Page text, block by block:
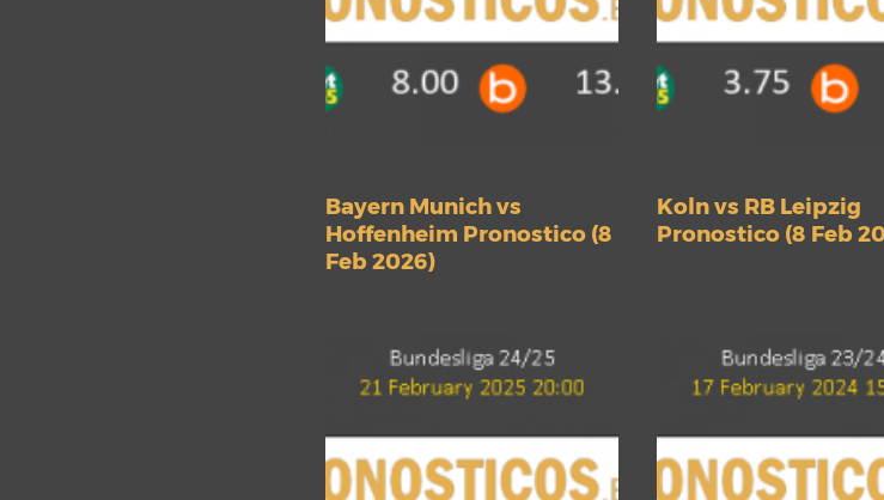
Bayern Munich vs
Hoffenheim Pronostico (8
Feb 2026)
Koln vs RB Leipzig
Pronostico (8 Feb